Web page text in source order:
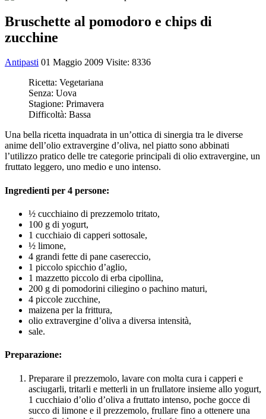
Bruschette al pomodoro e chips di
zucchine
Antipasti 01 Maggio 2009 Visite: 8336
Ricetta: Vegetariana
Senza: Uova
Stagione: Primavera
Difficoltà: Bassa
Una bella ricetta inquadrata in un’ottica di sinergia tra le diverse
anime dell’olio extravergine d’oliva, nel piatto sono abbinati
l’utilizzo pratico delle tre categorie principali di olio extravergine, un
fruttato leggero, uno medio e uno intenso.
Ingredienti per 4 persone:
½ cucchiaino di prezzemolo tritato,
100 g di yogurt,
1 cucchiaio di capperi sottosale,
½ limone,
4 grandi fette di pane casereccio,
1 piccolo spicchio d’aglio,
1 mazzetto piccolo di erba cipollina,
200 g di pomodorini ciliegino o pachino maturi,
4 piccole zucchine,
maizena per la frittura,
olio extravergine d’oliva a diversa intensità,
sale.
Preparazione:
Preparare il prezzemolo, lavare con molta cura i capperi e
asciugarli, tritarli e metterli in un frullatore insieme allo yogurt,
1 cucchiaio d’olio d’oliva a fruttato intenso, poche gocce di
succo di limone e il prezzemolo, frullare fino a ottenere una